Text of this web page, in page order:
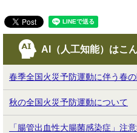
AI（人工知能）はこ
春季全国火災予防運動に伴う春
秋の全国火災予防運動について
「腸管出血性大腸菌感染症」注